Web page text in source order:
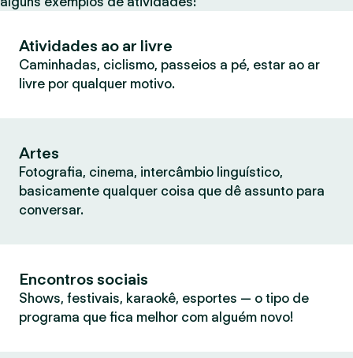
Atividades ao ar livre
Caminhadas, ciclismo, passeios a pé, estar ao ar
livre por qualquer motivo.
Artes
Fotografia, cinema, intercâmbio linguístico,
basicamente qualquer coisa que dê assunto para
conversar.
Encontros sociais
Shows, festivais, karaokê, esportes — o tipo de
programa que fica melhor com alguém novo!